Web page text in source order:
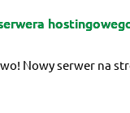
Nowy serwer na